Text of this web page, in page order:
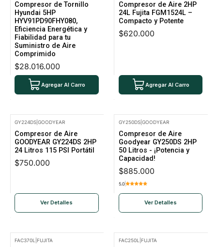
Compresor de Tornillo
Hyundai 5HP
HYV91PD90FHY080,
Eficiencia Energética y
Fiabilidad para tu
Suministro de Aire
Comprimido
$28.016.000
Agregar Al Carro
Compresor de Aire 2HP
24L Fujita FGM1524L –
Compacto y Potente
$620.000
Agregar Al Carro
GY224DS |GOODYEAR
Compresor de Aire
GOODYEAR GY224DS 2HP
24 Litros 115 PSI Portátil
$750.000
Ver Detalles
GY250DS| GOODYEAR
Compresor de Aire
Goodyear GY250DS 2HP
50 Litros - ¡Potencia y
Capacidad!
$885.000
5.0
Ver Detalles
FAC370L FUJITA FAC250L FUJITA